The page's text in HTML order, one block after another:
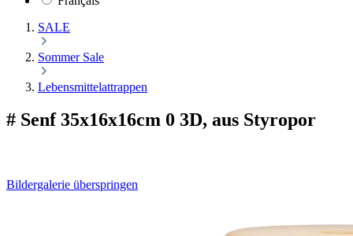
SALE
Sommer Sale
Lebensmittelattrappen
# Senf 35x16x16cm 0 3D, aus Styropor
Bildergalerie überspringen